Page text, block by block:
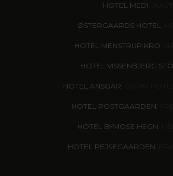
HOTEL MEDI
ØSTERGAARDS HOTEL,
HOTEL MENSTRUP KRO
HOTEL VISSENBJERG
HOTEL ANSGAR
HOTEL POSTGAARDEN
HOTEL BYMOSE HEGN
HOTEL PEJSEGAARDEN